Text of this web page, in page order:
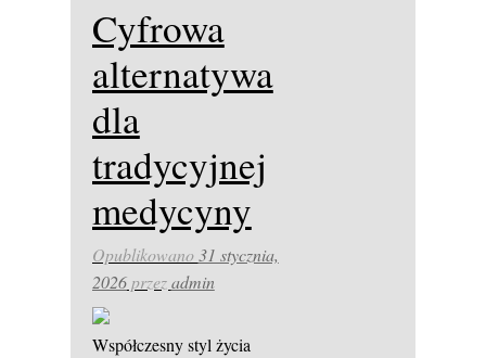
Cyfrowa
alternatywa
dla
tradycyjnej
medycyny
Opublikowano31 stycznia,
2026przezadmin
Współczesny styl życia